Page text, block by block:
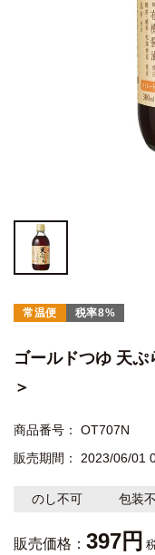
常温便 税率8%
ゴールドつゆ 天ぷ
＞
商品番号
OT707N
販売期間
2023/06/01
のし不可 包装
販売価格： 397